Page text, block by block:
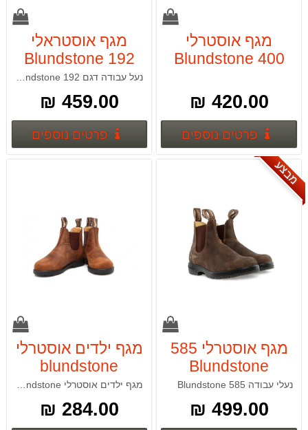
מגף אוסטרלי
Blundstone 400
420.00 ₪
פרטים נוספיםפרטים נוספים
מגף אוסטראלי
Blundstone 192
459.00 ₪
פרטים נוספים
מבצע
מגף אוסטרלי 585
Blundstone
נעלי עבודה 585 Blundstone
499.00 ₪
מגף ילדים אוסטרלי
blundstone
דגם:563
מגף ילדים אוסטרלי blundstone דגם:563
284.00 ₪